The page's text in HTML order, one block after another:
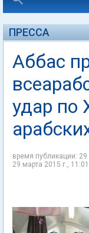
ПРЕССА
Аббас
удар
время публикации:
29 марта 2015 г., 11:01